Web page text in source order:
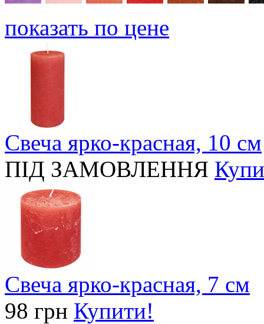
показать по цене
Свеча ярко-красная, 10 cм
ПІД ЗАМОВЛЕННЯ
Свеча ярко-красная, 7 cм
98 грн Купити!